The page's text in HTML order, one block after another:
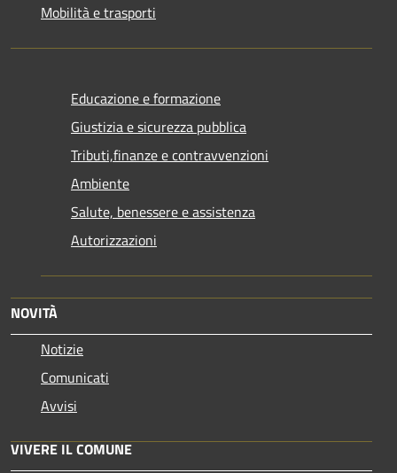
Mobilità e trasporti
Educazione e formazione
Giustizia e sicurezza pubblica
Tributi,finanze e contravvenzioni
Ambiente
Salute, benessere e assistenza
Autorizzazioni
NOVITÀ
Notizie
Comunicati
Avvisi
VIVERE IL COMUNE